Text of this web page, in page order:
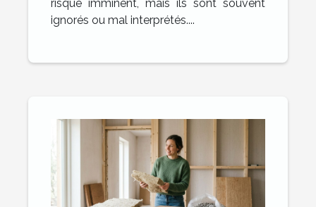
risque imminent, mais ils sont souvent
ignorés ou mal interprétés....